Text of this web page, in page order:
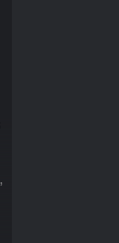
explore o
um grupo de
Depois há
por uma seta
aqui, vire-se e
Mini Cabine